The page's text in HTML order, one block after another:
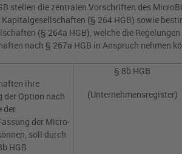
stellen die zentralen Vorschriften des
(§ 264 HGB) sowie
(§ 264a HGB), welche die
nach § 267a HGB in Anspruch nehmen
ihre
der Option nach
der
der Micro-
soll durch
HGB
§ 8b HGB
(Unternehmensregister)